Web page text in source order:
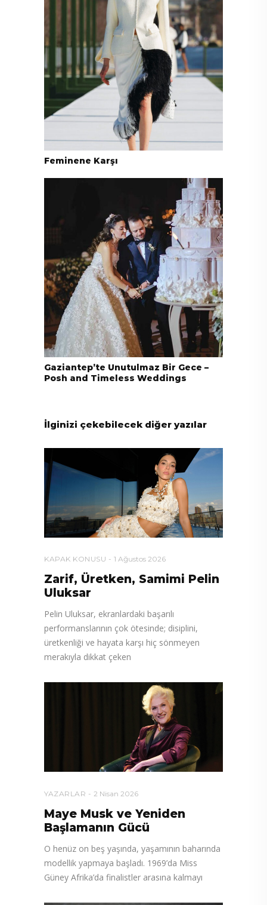
Feminene Karşı
Gaziantep’te Unutulmaz Bir Gece –
Posh and Timeless Weddings
İlginizi çekebilecek diğer yazılar
KAPAK KONUSU 1 Ağustos 2026
Zarif, Üretken, Samimi Pelin
Uluksar
Pelin Uluksar, ekranlardaki başarılı
performanslarının çok ötesinde; disiplini,
üretkenliği ve hayata karşı hiç sönmeyen
merakıyla dikkat çeken
YAZARLAR 2 Nisan 2026
Maye Musk ve Yeniden
Başlamanın Gücü
O henüz on beş yaşında, yaşamının baharında
modellik yapmaya başladı. 1969’da Miss
Güney Afrika’da finalistler arasına kalmayı